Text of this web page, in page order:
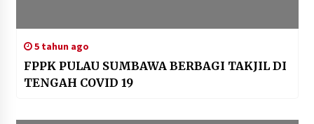
5 tahun ago
FPPK PULAU SUMBAWA BERBAGI TAKJIL DI
TENGAH COVID 19